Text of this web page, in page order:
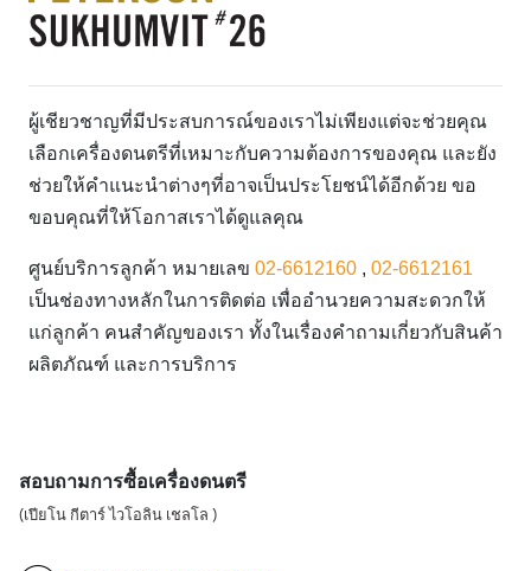
ผู้เชียวชาญที่มีประสบการณ์ของเราไม่เพียงแต่จะช่วยคุณ
เลือกเครื่องดนตรีที่เหมาะกับความต้องการของคุณ และยัง
ช่วยให้คำแนะนำต่างๆที่อาจเป็นประโยชน์ได้อีกด้วย ขอ
ขอบคุณที่ให้โอกาสเราได้ดูแลคุณ
ศูนย์บริการลูกค้า หมายเลข 02-6612160 , 02-6612161
เป็นช่องทางหลักในการติดต่อ เพื่ออำนวยความสะดวกให้
แก่ลูกค้า คนสำคัญของเรา ทั้งในเรื่องคำถามเกี่ยวกับสินค้า
ผลิตภัณฑ์ และการบริการ
สอบถามการซื้อเครื่องดนตรี
(เปียโน กีตาร์ ไวโอลิน เชลโล )